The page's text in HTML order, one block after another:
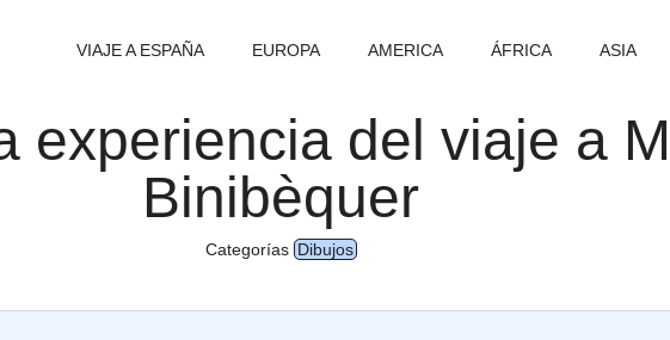
VIAJE A ESPAÑA EUROPA AMERICA ÁFRICA ASIA
experiencia del viaje a
Binibèquer
Categorías Dibujos